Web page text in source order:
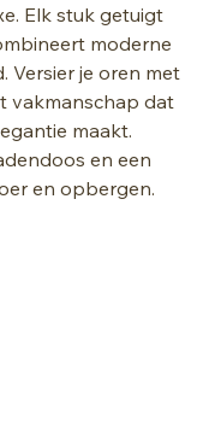
Elk stuk getuigt
moderne
Versier je oren met
vakmanschap dat
maakt.
en een
en opbergen.